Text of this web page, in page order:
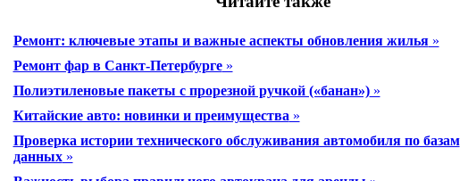
Ремонт: ключевые этапы и важные аспекты обновления жилья»
Ремонт фар в Санкт-Петербурге»
Полиэтиленовые пакеты с прорезной ручкой («банан»)»
Китайские авто: новинки и преимущества »
Проверка истории технического обслуживания автомобиля по базам
данных»